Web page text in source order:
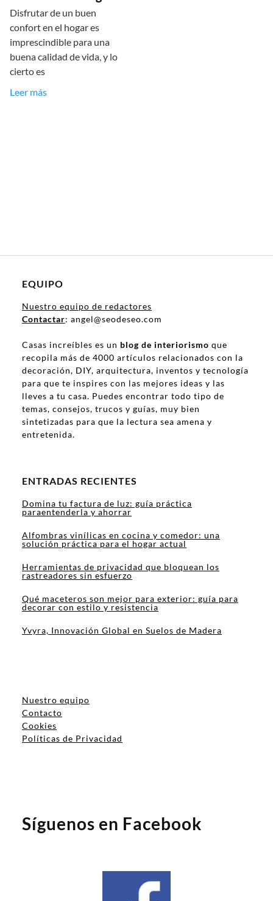
Disfrutar de un buen
confort en el hogar es
imprescindible para una
buena calidad de vida, y lo
cierto es
Leer más
EQUIPO
Nuestro equipo de redactores
Contactar: angel@seodeseo.com
Casas increíbles es un blog de interiorismo que
recopila más de 4000 artículos relacionados con la
decoración, DIY, arquitectura, inventos y tecnología
para que te inspires con las mejores ideas y las
lleves a tu casa. Puedes encontrar todo tipo de
temas, consejos, trucos y guías, muy bien
sintetizadas para que la lectura sea amena y
entretenida.
ENTRADAS RECIENTES
Domina tu factura de luz: guía práctica
paraentenderla y ahorrar
Alfombras vinílicas en cocina y comedor: una
solución práctica para el hogar actual
Herramientas de privacidad que bloquean los
rastreadores sin esfuerzo
Qué maceteros son mejor para exterior: guía para
decorar con estilo y resistencia
Yvyra, Innovación Global en Suelos de Madera
Nuestro equipo
Contacto
Cookies
Políticas de Privacidad
Síguenos en Facebook